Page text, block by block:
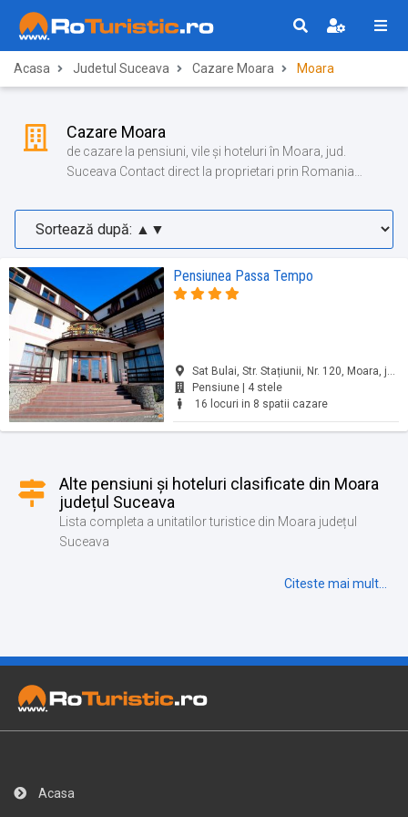
Acasa Judetul Suceava Cazare Moara Moara
Cazare Moara
de cazare la pensiuni, vile și hoteluri în Moara, jud.
Suceava Contact direct la proprietari prin Romania
Pensiunea Passa Tempo
Sat Bulai, Str. Stațiunii, Nr. 120, Moara, jud. Suceava
Pensiune | 4 stele
16 locuri in 8 spatii cazare
Alte pensiuni și hoteluri clasificate din Moara
județul Suceava
Lista completa a unitatilor turistice din Moara județul
Suceava
Citeste mai mult...
Acasa